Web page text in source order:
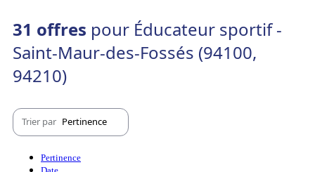
31 offres pour Éducateur sportif -
Saint-Maur-des-Fossés (94100,
94210)
Trier par Pertinence
Pertinence